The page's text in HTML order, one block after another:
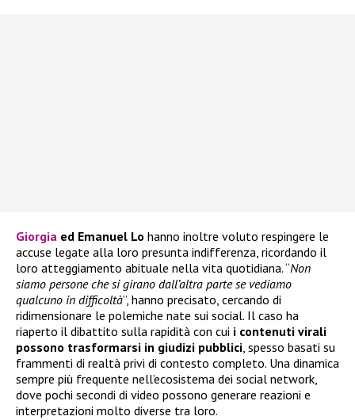
Giorgia ed Emanuel Lo hanno inoltre voluto respingere le
accuse legate alla loro presunta indifferenza, ricordando il
loro atteggiamento abituale nella vita quotidiana. “Non
siamo persone che si girano dall’altra parte se vediamo
qualcuno in difficoltà”, hanno precisato, cercando di
ridimensionare le polemiche nate sui social. Il caso ha
riaperto il dibattito sulla rapidità con cui i contenuti virali
possono trasformarsi in giudizi pubblici, spesso basati su
frammenti di realtà privi di contesto completo. Una dinamica
sempre più frequente nell’ecosistema dei social network,
dove pochi secondi di video possono generare reazioni e
interpretazioni molto diverse tra loro.